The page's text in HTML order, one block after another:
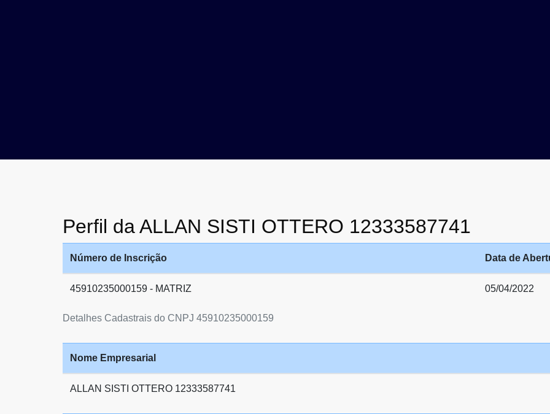
Perfil da ALLAN SISTI OTTERO 12333587741
Detalhes Cadastrais do CNPJ 45910235000159
Número de Inscrição Data de
45910235000159 - MATRIZ 05/04/2022
Nome Empresarial
ALLAN SISTI OTTERO 12333587741